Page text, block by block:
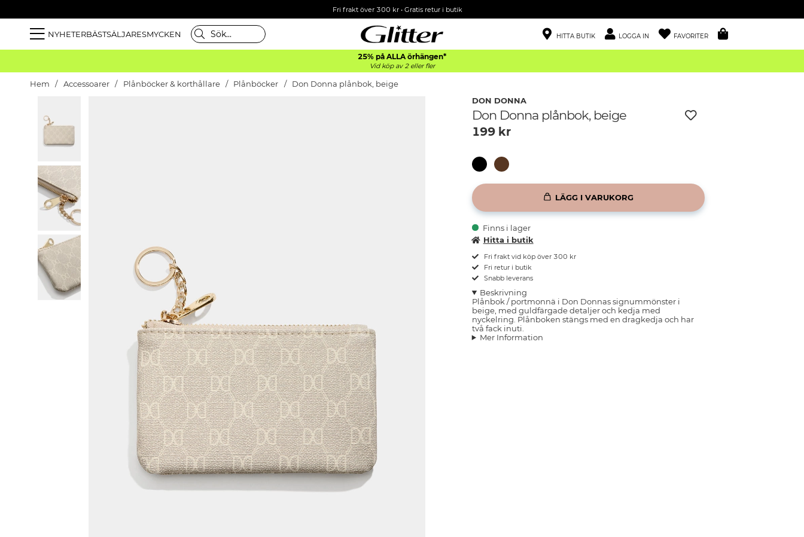
Fri frakt över 300 kr• Gratis retur i butik
NYHETERBÄSTSÄLJARESMYCKEN HITTA BUTIK LOGGA IN FAVORITER
25% på ALLA örhängen*
Vid köp av 2 eller fler
Hem Accessoarer Plånböcker & korthållare Plånböcker Don Donna plånbok, beige
DON DONNA
Don Donna plånbok, beige
199kr
LÄGG I VARUKORG
Finns i lager
Hitta i butik
Fri frakt vid köp över 300 kr
Fri retur i butik
Snabb leverans
Beskrivning
Plånbok / portmonnä i Don Donnas signummönster i
beige, med guldfärgade detaljer och kedja med
nyckelring. Plånboken stängs med en dragkedja och har
två fack inuti.
Mer Information